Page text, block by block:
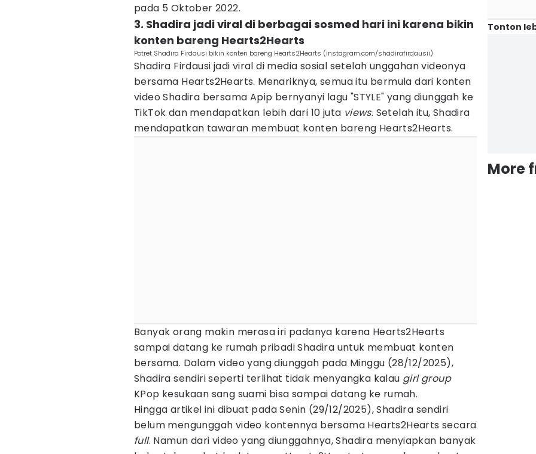
pada 5 Oktober 2022.
3. Shadira jadi viral di berbagai sosmed hari ini karena bikin
konten bareng Hearts2Hearts
Potret Shadira Firdausi bikin konten bareng Hearts2Hearts (instagram.com/shadirafirdausii)
Shadira Firdausi jadi viral di media sosial setelah unggahan videonya
bersama Hearts2Hearts. Menariknya, semua itu bermula dari konten
video Shadira bersama Apip bernyanyi lagu "STYLE" yang diunggah ke
TikTok dan mendapatkan lebih dari 10 juta views. Setelah itu, Shadira
mendapatkan tawaran membuat konten bareng Hearts2Hearts.
Banyak orang makin merasa iri padanya karena Hearts2Hearts
sampai datang ke rumah pribadi Shadira untuk membuat konten
bersama. Dalam video yang diunggah pada Minggu (28/12/2025),
Shadira sendiri seperti terlihat tidak menyangka kalau girl group
KPop kesukaan sang suami bisa sampai datang ke rumah.
Hingga artikel ini dibuat pada Senin (29/12/2025), Shadira sendiri
belum mengunggah video kontennya bersama Hearts2Hearts secara
full. Namun dari video yang diunggahnya, Shadira menyiapkan banyak
Tonton
More